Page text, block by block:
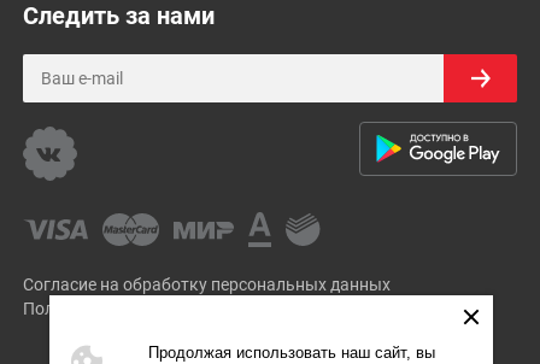
Следить за нами
Согласие на обработку персональных данных
Политика Конфиденциальности
Продолжая использовать наш сайт, вы